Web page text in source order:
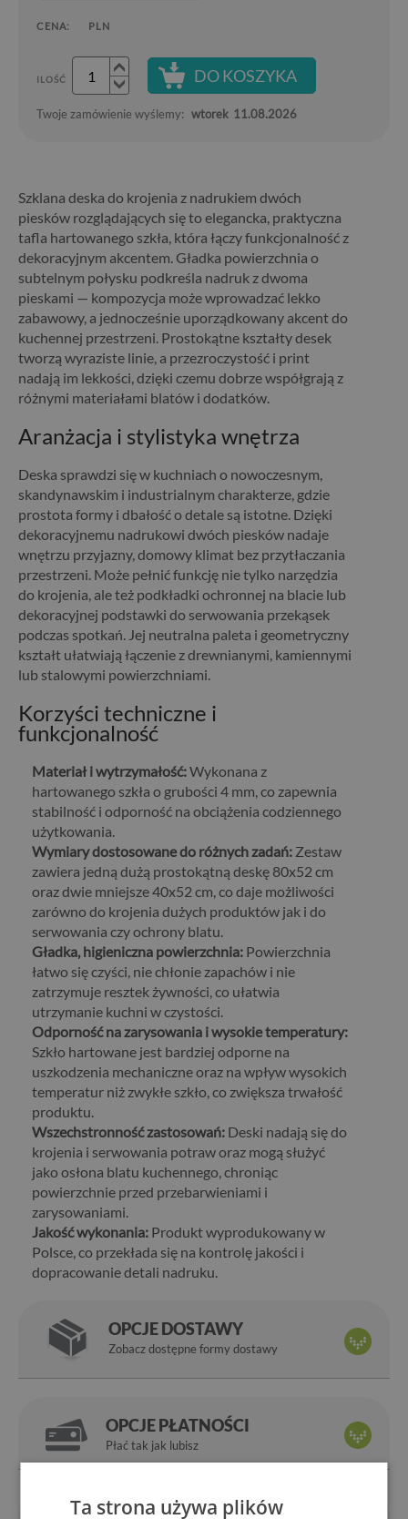
CENA: PLN
ILOŚĆ DO KOSZYKA
Twoje zamówienie wyślemy: wtorek 11.08.2026
Szklana deska do krojenia z nadrukiem dwóch
piesków rozglądających się to elegancka, praktyczna
tafla hartowanego szkła, która łączy funkcjonalność z
dekoracyjnym akcentem. Gładka powierzchnia o
subtelnym połysku podkreśla nadruk z dwoma
pieskami — kompozycja może wprowadzać lekko
zabawowy, a jednocześnie uporządkowany akcent do
kuchennej przestrzeni. Prostokątne kształty desek
tworzą wyraziste linie, a przezroczystość i print
nadają im lekkości, dzięki czemu dobrze współgrają z
różnymi materiałami blatów i dodatków.
Aranżacja i stylistyka wnętrza
Deska sprawdzi się w kuchniach o nowoczesnym,
skandynawskim i industrialnym charakterze, gdzie
prostota formy i dbałość o detale są istotne. Dzięki
dekoracyjnemu nadrukowi dwóch piesków nadaje
wnętrzu przyjazny, domowy klimat bez przytłaczania
przestrzeni. Może pełnić funkcję nie tylko narzędzia
do krojenia, ale też podkładki ochronnej na blacie lub
dekoracyjnej podstawki do serwowania przekąsek
podczas spotkań. Jej neutralna paleta i geometryczny
kształt ułatwiają łączenie z drewnianymi, kamiennymi
lub stalowymi powierzchniami.
Korzyści techniczne i
funkcjonalność
Materiał i wytrzymałość:Wykonana z
hartowanego szkła o grubości 4 mm, co zapewnia
stabilność i odporność na obciążenia codziennego
użytkowania.
Wymiary dostosowane do różnych zadań: Zestaw
zawiera jedną dużą prostokątną deskę 80x52 cm
oraz dwie mniejsze 40x52 cm, co daje możliwości
zarówno do krojenia dużych produktów jak i do
serwowania czy ochrony blatu.
Gładka, higieniczna powierzchnia: Powierzchnia
łatwo się czyści, nie chłonie zapachów i nie
zatrzymuje resztek żywności, co ułatwia
utrzymanie kuchni w czystości.
Odporność na zarysowania i wysokie temperatury:
Szkło hartowane jest bardziej odporne na
uszkodzenia mechaniczne oraz na wpływ wysokich
temperatur niż zwykłe szkło, co zwiększa trwałość
produktu.
Wszechstronność zastosowań: Deski nadają się do
krojenia i serwowania potraw oraz mogą służyć
jako osłona blatu kuchennego, chroniąc
powierzchnie przed przebarwieniami i
zarysowaniami.
Jakość wykonania: Produkt wyprodukowany w
Polsce, co przekłada się na kontrolę jakości i
dopracowanie detali nadruku.
OPCJE DOSTAWY
Zobacz dostępne formy dostawy
OPCJE PŁATNOŚCI
Płać tak jak lubisz
Ta strona używa plików